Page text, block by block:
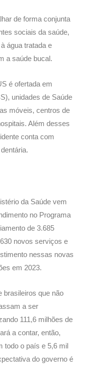
de forma conjunta
sociais da saúde,
água tratada e
a saúde bucal.
é ofertada em
unidades de Saúde
móveis, centros de
Além desses
conta com
da Saúde vem
no Programa
de 3.685
novos serviços e
nessas novas
em 2023.
brasileiros que não
a ser
111,6 milhões de
a contar, então,
todo o país e 5,6 mil
do governo é